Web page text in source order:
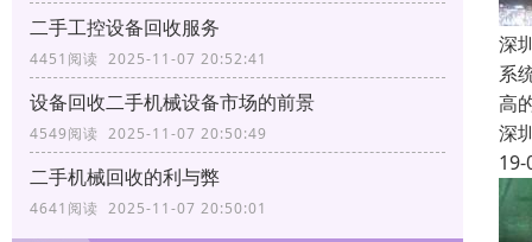
二手工控设备回收服务
4451阅读 2025-11-07 20:52:41
设备回收二手机械设备市场的前景
4549阅读 2025-11-07 20:50:49
二手机械回收的利与弊
4641阅读 2025-11-07 20:50:01
深
系
高
深
19-